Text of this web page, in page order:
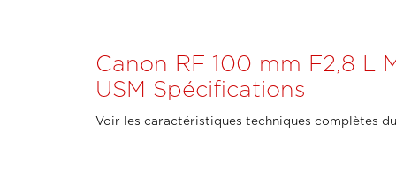
Canon RF 100 mm F2,8 L
USM Spécifications
Voir les caractéristiques techniques complètes